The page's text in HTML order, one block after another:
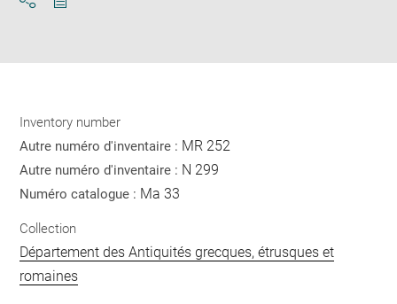
Inventory number
Autre numéro d'inventaire : MR 252
Autre numéro d'inventaire : N 299
Numéro catalogue : Ma 33
Collection
Département des Antiquités grecques, étrusques et
romaines